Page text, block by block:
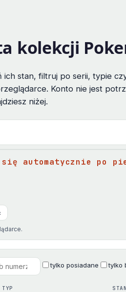
kolekcji
ich stan, filtruj po serii, typie
Konto nie jest
niżej.
automatycznie po
tylko posiadane tylko
TYP